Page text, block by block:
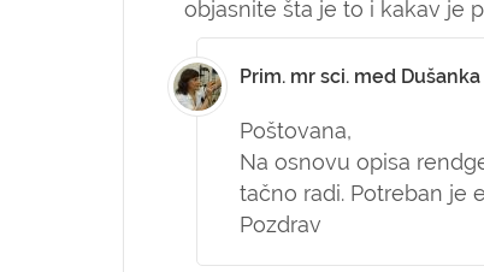
objasnite šta je to i kakav je
Prim. mr sci. med
Poštovana,
Na osnovu opisa
tačno radi. Potreban je
Pozdrav